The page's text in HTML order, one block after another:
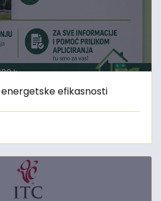
efikasnosti